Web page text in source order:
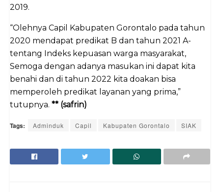
2019.
“Olehnya Capil Kabupaten Gorontalo pada tahun
2020 mendapat predikat B dan tahun 2021 A-
tentang Indeks kepuasan warga masyarakat,
Semoga dengan adanya masukan ini dapat kita
benahi dan di tahun 2022 kita doakan bisa
memperoleh predikat layanan yang prima,”
tutupnya. ** (safrin)
Tags: Adminduk Capil Kabupaten Gorontalo SIAK